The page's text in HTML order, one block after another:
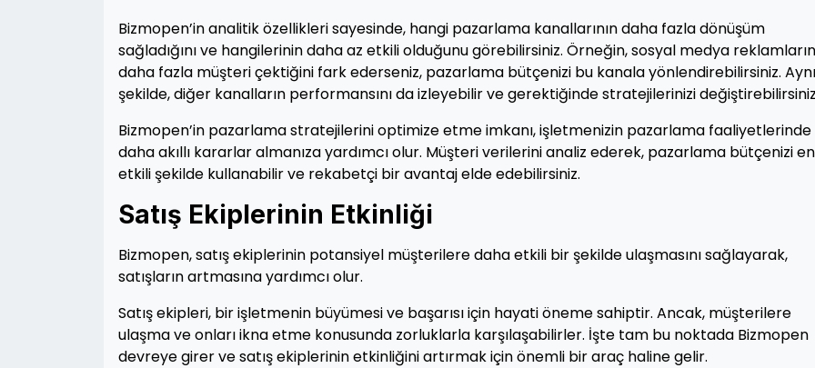
Bizmopen’in analitik özellikleri sayesinde, hangi pazarlama kanallarının daha fazla dönüşüm
sağladığını ve hangilerinin daha az etkili olduğunu görebilirsiniz. Örneğin, sosyal medya
daha fazla müşteri çektiğini fark ederseniz, pazarlama bütçenizi bu kanala yönlendirebilirsiniz. Aynı
şekilde, diğer kanalların performansını da izleyebilir ve gerektiğinde stratejilerinizi
Bizmopen’in pazarlama stratejilerini optimize etme imkanı, işletmenizin pazarlama faaliyetlerinde
daha akıllı kararlar almanıza yardımcı olur. Müşteri verilerini analiz ederek, pazarlama bütçenizi en
etkili şekilde kullanabilir ve rekabetçi bir avantaj elde edebilirsiniz.
Satış Ekiplerinin Etkinliği
Bizmopen, satış ekiplerinin potansiyel müşterilere daha etkili bir şekilde ulaşmasını sağlayarak,
satışların artmasına yardımcı olur.
Satış ekipleri, bir işletmenin büyümesi ve başarısı için hayati öneme sahiptir. Ancak, müşterilere
ulaşma ve onları ikna etme konusunda zorluklarla karşılaşabilirler. İşte tam bu noktada Bizmopen
devreye girer ve satış ekiplerinin etkinliğini artırmak için önemli bir araç haline gelir.